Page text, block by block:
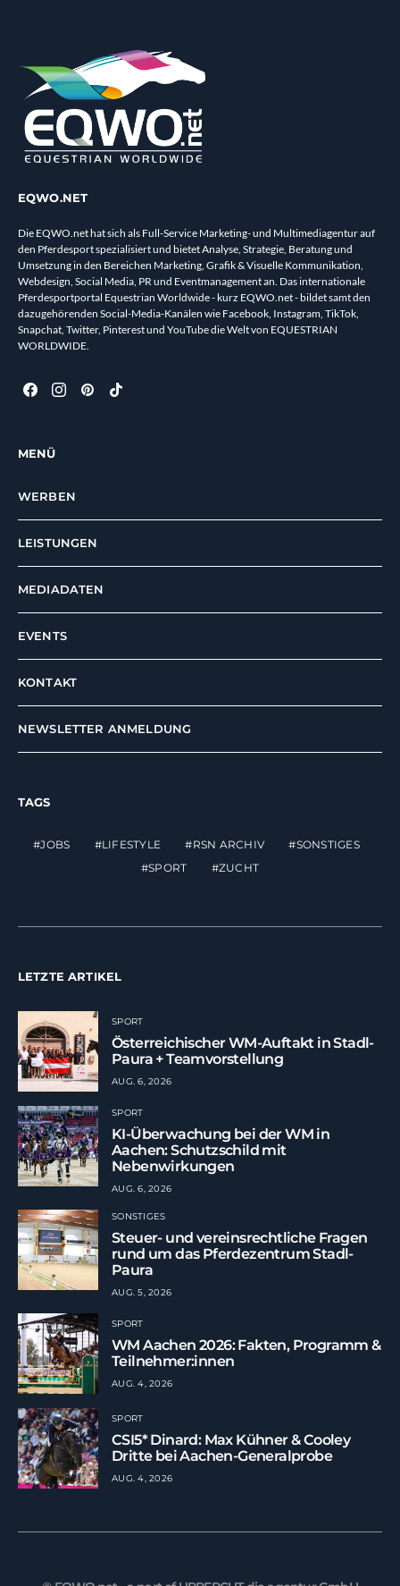
EQWO.NET
Die EQWO.net hat sich als Full-Service Marketing- und Multimediagentur auf
den Pferdesport spezialisiert und bietet Analyse, Strategie, Beratung und
Umsetzung in den Bereichen Marketing, Grafik & Visuelle Kommunikation,
Webdesign, Social Media, PR und Eventmanagement an. Das internationale
Pferdesportportal Equestrian Worldwide - kurz EQWO.net - bildet samt den
dazugehörenden Social-Media-Kanälen wie Facebook, Instagram, TikTok,
Snapchat, Twitter, Pinterest und YouTube die Welt von EQUESTRIAN
WORLDWIDE.
MENÜ
WERBEN
LEISTUNGEN
MEDIADATEN
EVENTS
KONTAKT
NEWSLETTER ANMELDUNG
TAGS
JOBS LIFESTYLE RSN ARCHIV
SONSTIGES
SPORT
ZUCHT
LETZTE ARTIKEL
SPORT
Österreichischer WM-Auftakt in Stadl-
Paura + Teamvorstellung
AUG. 6, 2026
SPORT
KI-Überwachung bei der WM in
Aachen: Schutzschild mit
Nebenwirkungen
AUG. 6, 2026
SONSTIGES
Steuer- und vereinsrechtliche Fragen
rund um das Pferdezentrum Stadl-
Paura
AUG. 5, 2026
SPORT
WM Aachen 2026: Fakten, Programm &
Teilnehmer:innen
AUG. 4, 2026
SPORT
CSI5* Dinard: Max Kühner & Cooley
Dritte bei Aachen-Generalprobe
AUG. 4, 2026